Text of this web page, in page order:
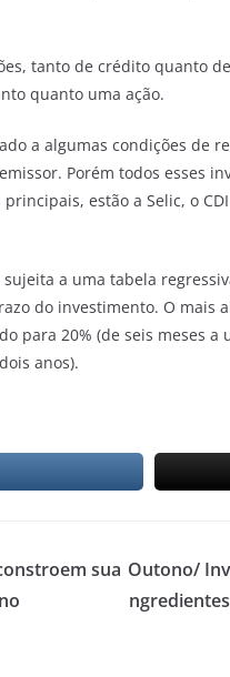
tanto de crédito quanto
quanto uma ação.
a algumas condições de
Porém todos esses
estão a Selic, o
a uma tabela
do investimento. O mais
para 20% (de seis meses a
anos).
sua Outono/